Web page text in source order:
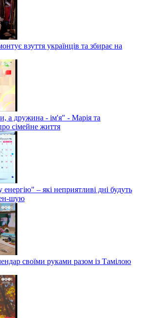
взуття українців та збирає на
а дружина - ім'я" - Марія та
сімейне життя
– які неприятливі дні будуть
шую
своїми руками разом із Тамілою